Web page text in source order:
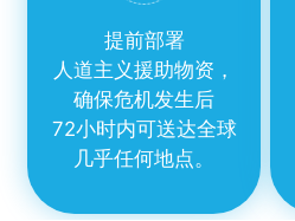
提前部署
人道主义援助物资，
确保危机发生后
72小时内可送达全球
几乎任何地点。